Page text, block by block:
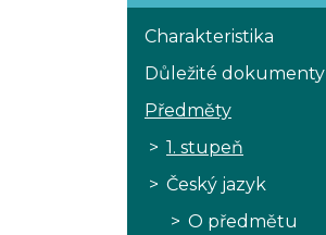
Charakteristika
Důležité dokumenty
Předměty
1. stupeň
Český jazyk
O předmětu